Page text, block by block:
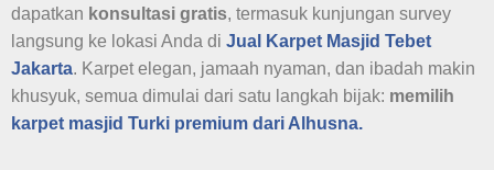
dapatkan konsultasi gratis, termasuk kunjungan survey
langsung ke lokasi Anda di Jual Karpet Masjid Tebet
Jakarta. Karpet elegan, jamaah nyaman, dan ibadah makin
khusyuk, semua dimulai dari satu langkah bijak: memilih
karpet masjid Turki premium dari Alhusna.